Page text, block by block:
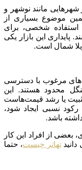
شهرهایی مانند نوشهر و
موضوع بسیاری از
استفاده شخصی، برای
پایداری این بازار یکی
شمال است.
مرغوب با دسترسی
محدود هستند. این
یا رشد قیمت‌هاست
نسبی ایجاد شود،
باشد.
از افراد این کار
دانیدتهاتر چیست، حتما